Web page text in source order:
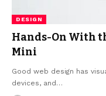
DESIGN
Hands-On With
Mini
Good web design has
devices, and…